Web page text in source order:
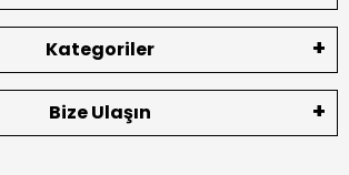
Kategoriler
Bize Ulaşın